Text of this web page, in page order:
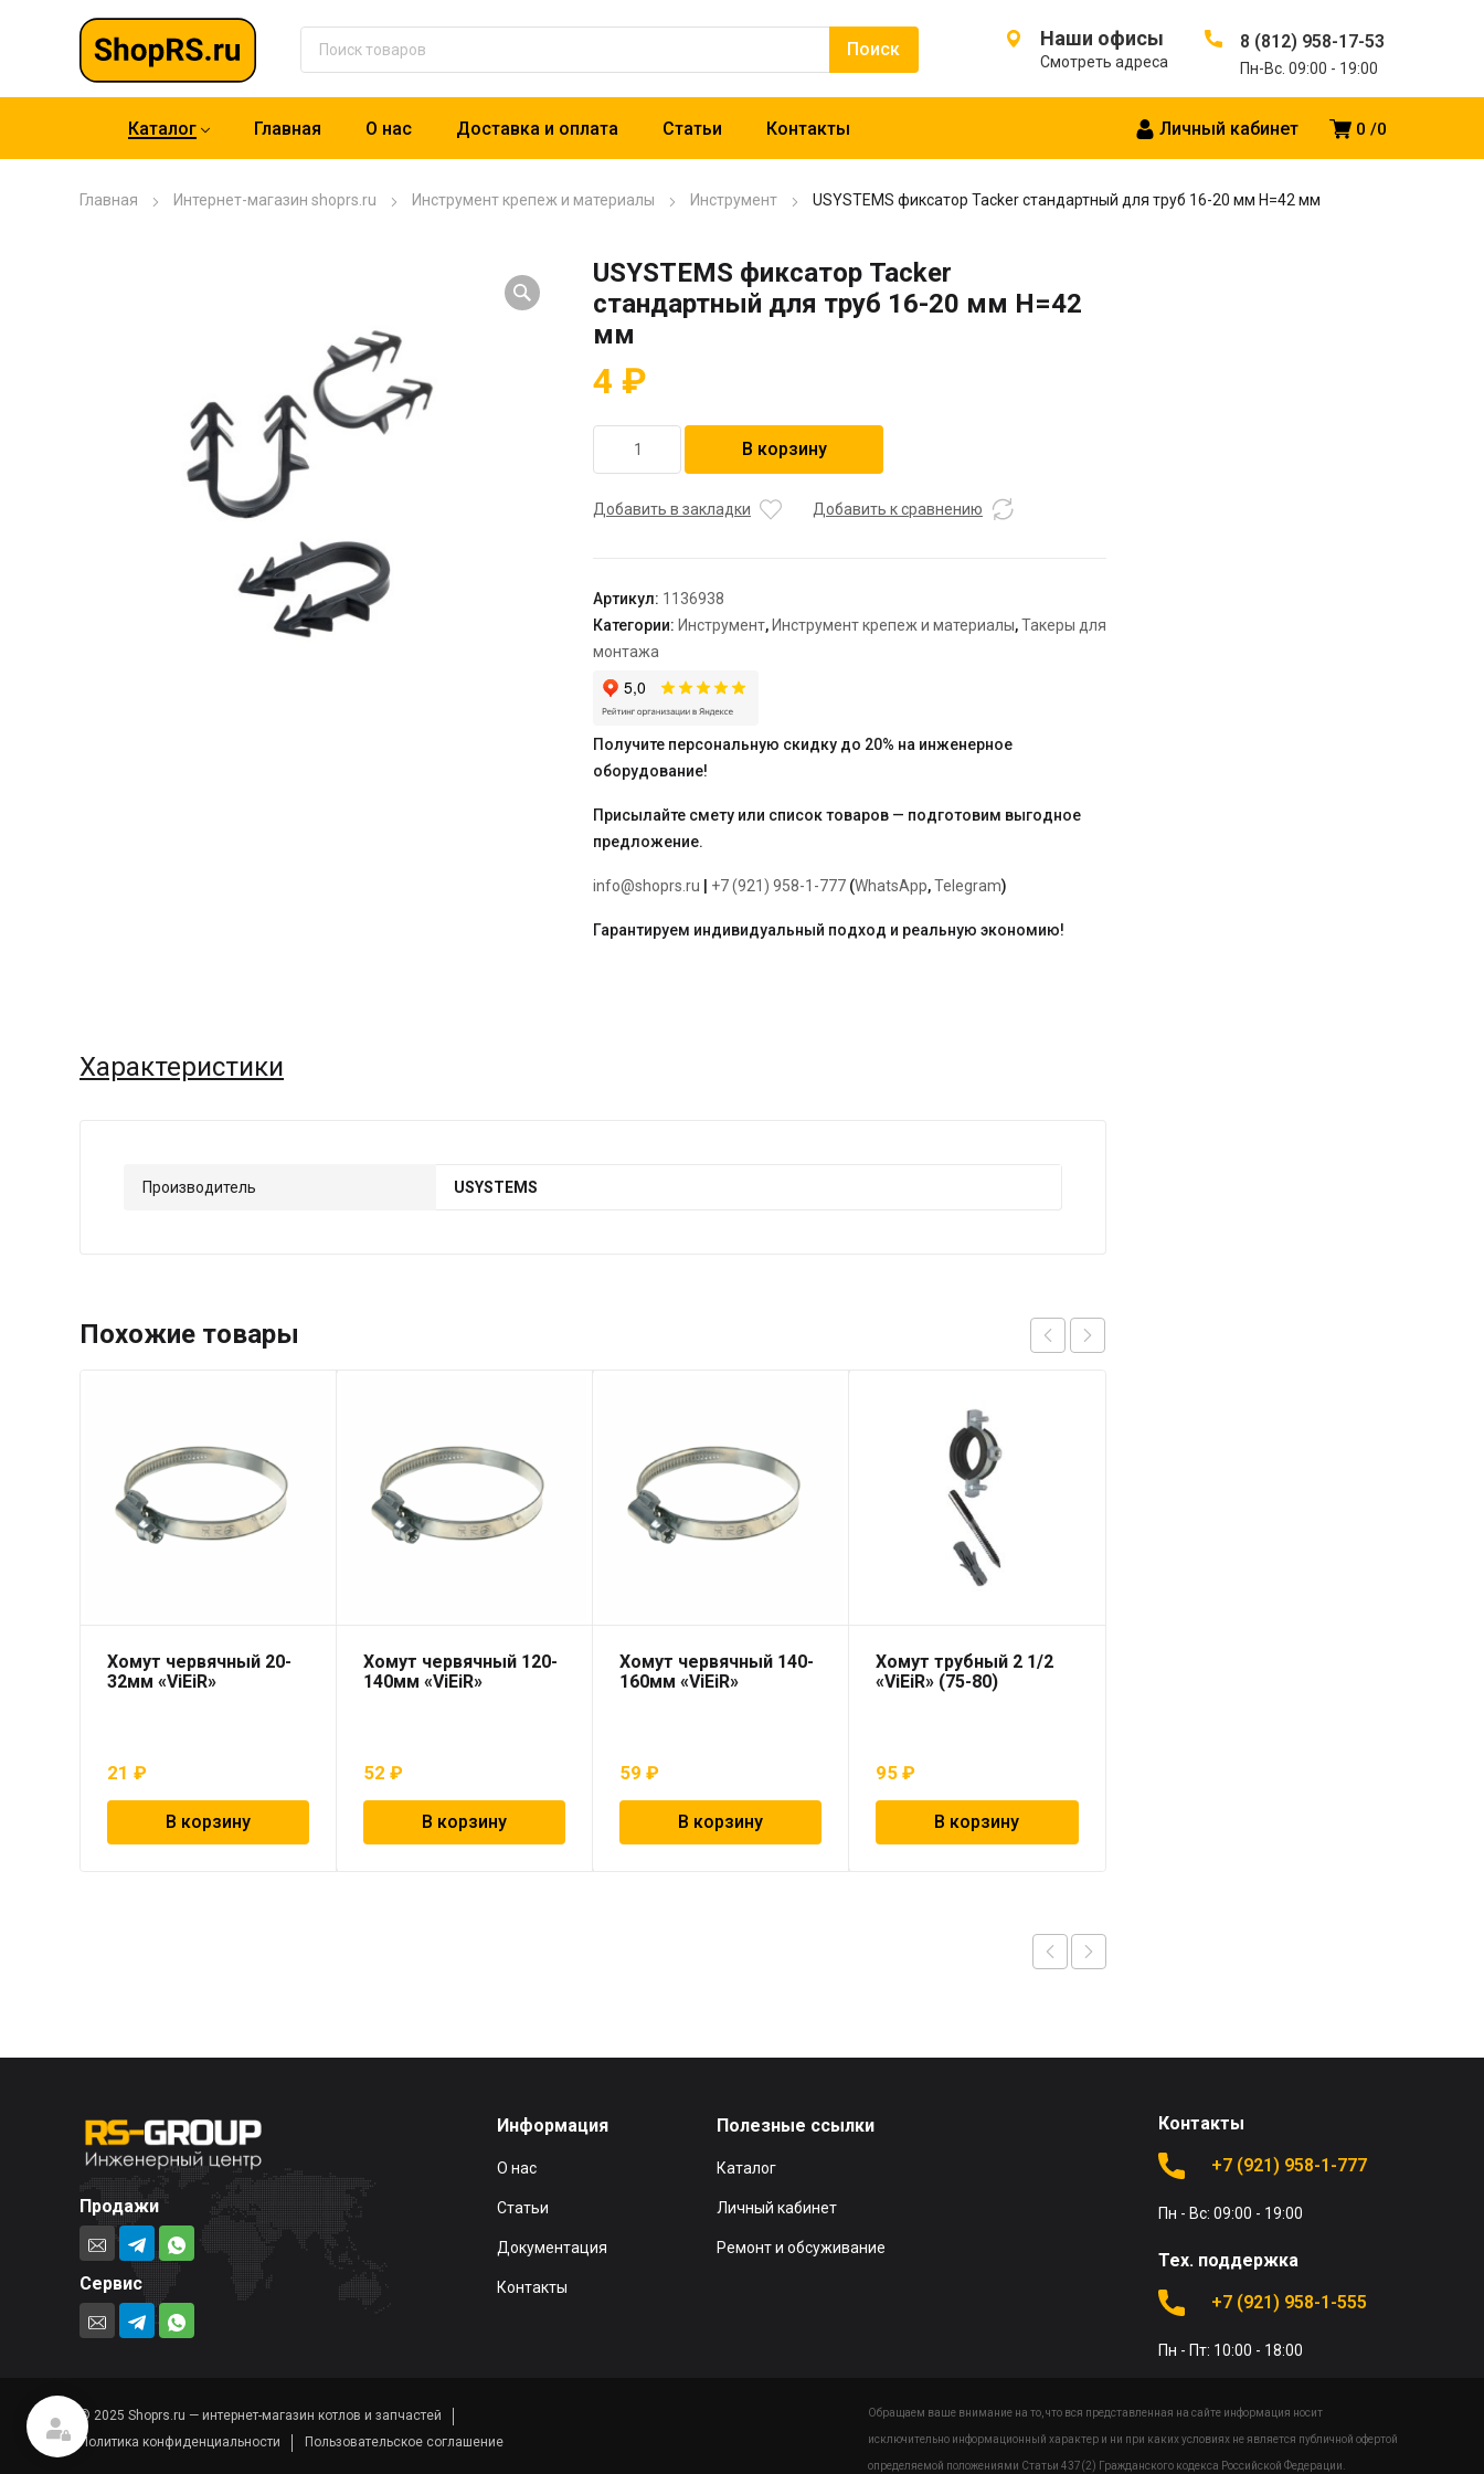
Наши офисы
Смотреть адреса
8 (812) 958-17-53
Пн-Вс. 09:00 - 19:00
0 0
Личный кабинет
Каталог Главная О нас Доставка и оплата Статьи Контакты
Главная Интернет-магазин shoprs.ru Инструмент крепеж и материалы Инструмент USYSTEMS фиксатор Tacker стандартный для труб 16-20 мм H=42 мм
USYSTEMS фиксатор Tacker
стандартный для труб 16-20 мм H=42
мм
4 ₽
товара
фиксатор
труб
16-
20
мм
H=42
В корзину
Добавить в закладки Добавить к сравнению
Артикул: 1136938
Категории: Инструмент, Инструмент крепеж и материалы,Такеры для
монтажа
Получите персональную скидку до 20% на инженерное
оборудование!
Присылайте смету или список товаров — подготовим выгодное
предложение.
info@shoprs.ru +7 (921) 958-1-777 (WhatsApp,Telegram)
Гарантируем индивидуальный подход и реальную экономию!
Характеристики
Производитель USYSTEMS
Похожие товары
Хомут червячный 20-
32мм «ViEiR»
21 ₽
В корзину
Хомут червячный 120-
140мм «ViEiR»
52₽
В корзину
Хомут червячный 140-
160мм «ViEiR»
59₽
В корзину
Хомут трубный 2 1/2
«ViEiR» (75-80)
95₽
В корзину
Продажи
Сервис
Информация
О нас
Статьи
Документация
Контакты
Полезные ссылки
Каталог
Личный кабинет
Ремонт и обсуживание
Контакты
+7 (921) 958-1-777
Пн - Вс: 09:00 - 19:00
Тех. поддержка
+7 (921) 958-1-555
Пн - Пт: 10:00 - 18:00
© 2025 Shoprs.ru — интернет-магазин котлов и запчастей
Политика конфиденциальности
Пользовательское соглашение
Обращаем ваше внимание на то, что вся представленная на сайте информация носит
исключительно информационный характер и ни при каких условиях не является публичной офертой
определяемой положениями Статьи 437(2) Гражданского кодекса Российской Федерации.